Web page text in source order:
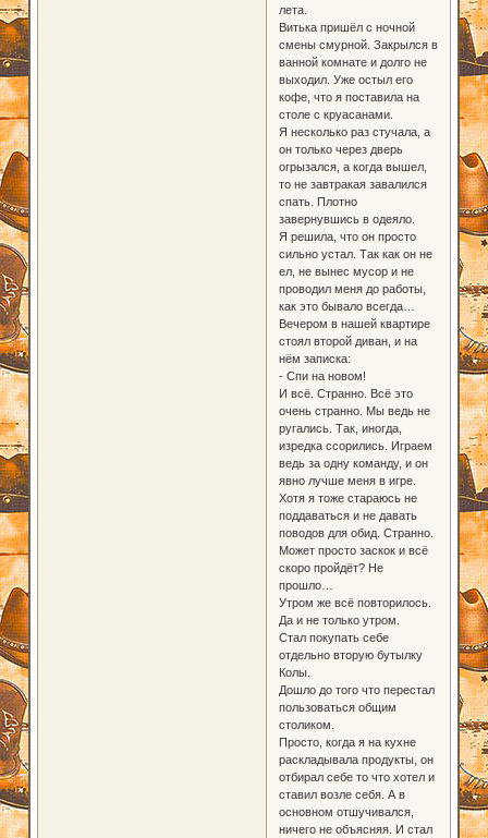
лета.
Витька пришёл с ночной
смены смурной. Закрылся в
ванной комнате и долго не
выходил. Уже остыл его
кофе, что я поставила на
столе с круасанами.
Я несколько раз стучала, а
он только через дверь
огрызался, а когда вышел,
то не завтракая завалился
спать. Плотно
завернувшись в одеяло.
Я решила, что он просто
сильно устал. Так как он не
ел, не вынес мусор и не
проводил меня до работы,
как это бывало всегда…
Вечером в нашей квартире
стоял второй диван, и на
нём записка:
- Спи на новом!
И всё. Странно. Всё это
очень странно. Мы ведь не
ругались. Так, иногда,
изредка ссорились. Играем
ведь за одну команду, и он
явно лучше меня в игре.
Хотя я тоже стараюсь не
поддаваться и не давать
поводов для обид. Странно.
Может просто заскок и всё
скоро пройдёт? Не
прошло…
Утром же всё повторилось.
Да и не только утром.
Стал покупать себе
отдельно вторую бутылку
Колы.
Дошло до того что перестал
пользоваться общим
столиком.
Просто, когда я на кухне
раскладывала продукты, он
отбирал себе то что хотел и
ставил возле себя. А в
основном отшучивался,
ничего не объясняя. И стал